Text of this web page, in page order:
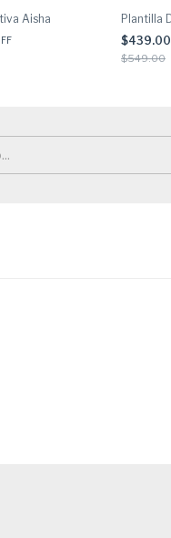
Aisha
Plantilla
$439.00
$549.00